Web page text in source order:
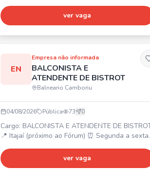
inicial: R$ 2.250,00. 🎁 Benefícios: Alimentação
na empresa, Vale transporte. ✅ Requisitos: Ser
ver vaga
EN
Empresa não informada
BALCONISTA E
ATENDENTE DE BISTROT
Balneario Camboriu
04/08/2026 Pública 73 0
Cargo: BALCONISTA E ATENDENTE DE
📍 Itajaí (próximo ao Fórum) ⏰ Segunda a sexta
horário reduzido. 💰 Salário inicial: R$ 2.550,00
(após 3 meses: R$ 2.756,00). Requisitos: Ensino
ver vaga